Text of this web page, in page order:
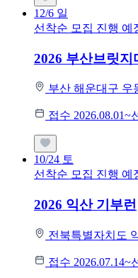
12/6 일
선착순 모집 진행 예
2026 부산브릿지
부산 해운대구 우
접수 2026.08.01~
10/24 토
선착순 모집 진행 예
2026 익산 기부런
전북특별자치도
접수 2026.07.14~